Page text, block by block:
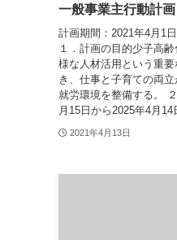
一般事業主行動計画
計画期間：2021年4月1
１．計画の目的少子高
様な人材活用という重
き、仕事と子育ての両立
就労環境を整備する。
月15日から2025年4月14
2021年4月13日